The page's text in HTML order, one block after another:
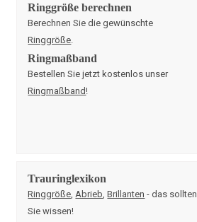
Ringgröße berechnen
Berechnen Sie die gewünschte
Ringgröße
Ringmaßband
Bestellen Sie jetzt kostenlos unser
Ringmaßband!
Trauringlexikon
Ringgröße Abrieb ,Brillanten - das sollten
Sie wissen!